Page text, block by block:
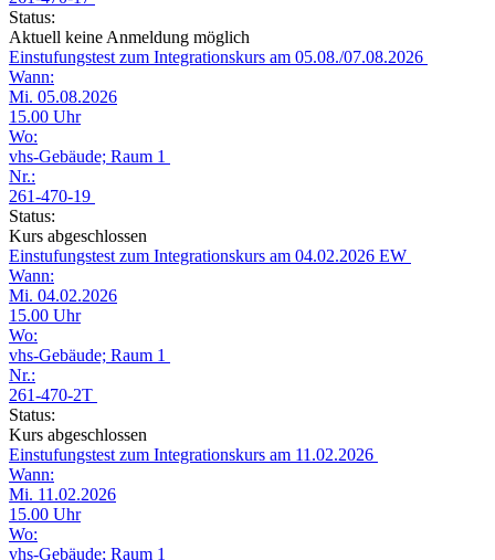
Status:
Aktuell keine Anmeldung möglich
Einstufungstest zum Integrationskurs am 05.08./07.08.2026
Wann:
Mi. 05.08.2026
15.00 Uhr
Wo:
vhs-Gebäude; Raum 1
Nr.:
261-470-19
Status:
Kurs abgeschlossen
Einstufungstest zum Integrationskurs am 04.02.2026 EW
Wann:
Mi. 04.02.2026
15.00 Uhr
Wo:
vhs-Gebäude; Raum 1
Nr.:
261-470-2T
Status:
Kurs abgeschlossen
Einstufungstest zum Integrationskurs am 11.02.2026
Wann:
Mi. 11.02.2026
15.00 Uhr
Wo:
vhs-Gebäude; Raum 1